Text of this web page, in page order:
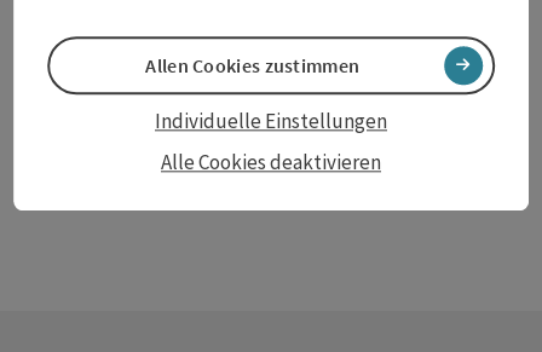
Alle Cookies deaktivieren
Individuelle Einstellungen
Allen Cookies zustimmen